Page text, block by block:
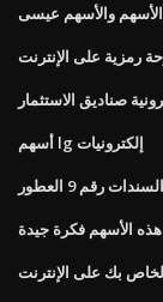
والأسهم عيسى
رمزية على الإنترنت
صناديق الاستثمار
أسهم lg إلكترونيات
رقم 9 العطور
الأسهم فكرة جيدة
بك على الإنترنت